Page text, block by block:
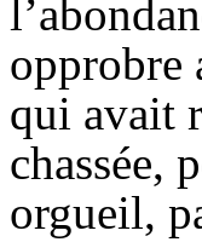
opprobre
qui avait
chassée,
orgueil,